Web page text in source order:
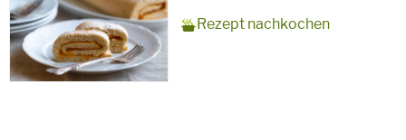
Backzeit
für
Schlagworte
Süßspeise,vegetarisch
Rezept nachkochen